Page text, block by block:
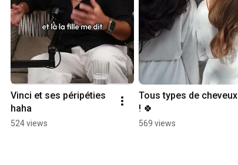
Vinci et ses péripéties
haha
524 views
Tous types de cheveux
! 🍀
569 views